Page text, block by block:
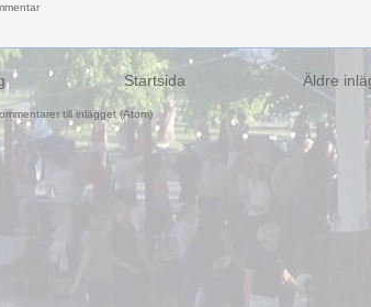
Äldre
Startsida
till inlägget (Atom)